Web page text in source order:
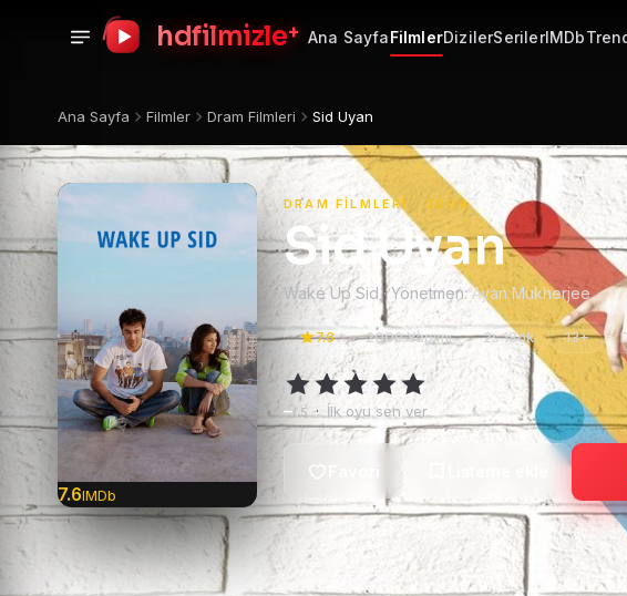
hdfilmizle+ Ana SayfaFilmlerDizilerSerilerIMDb
Ana Sayfa Filmler Dram Filmleri Sid Uyan
7.6IMDb
DRAM FILMLERI · 2009
Sid Uyan
Wake Up Sid · Yönetmen:Ayan Mukherjee
7.6 2009 Yapımı 2s 18dk 13+
–/ 5 · İlk oyu sen ver